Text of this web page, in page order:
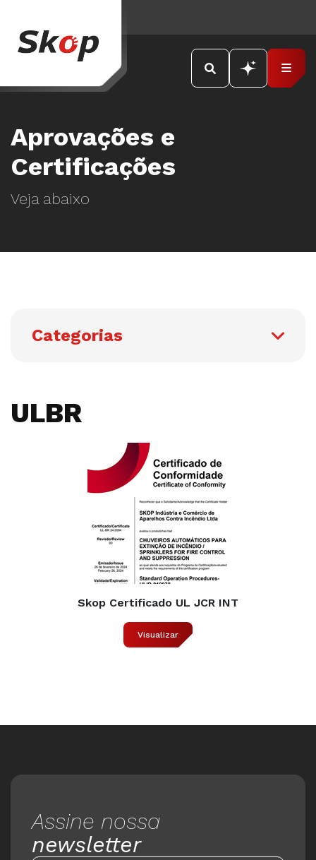
Aprovações e
Certificações
Veja abaixo
ULBR
Skop Certificado UL JCR INT
Visualizar
Categorias
Assine nossa
newsletter